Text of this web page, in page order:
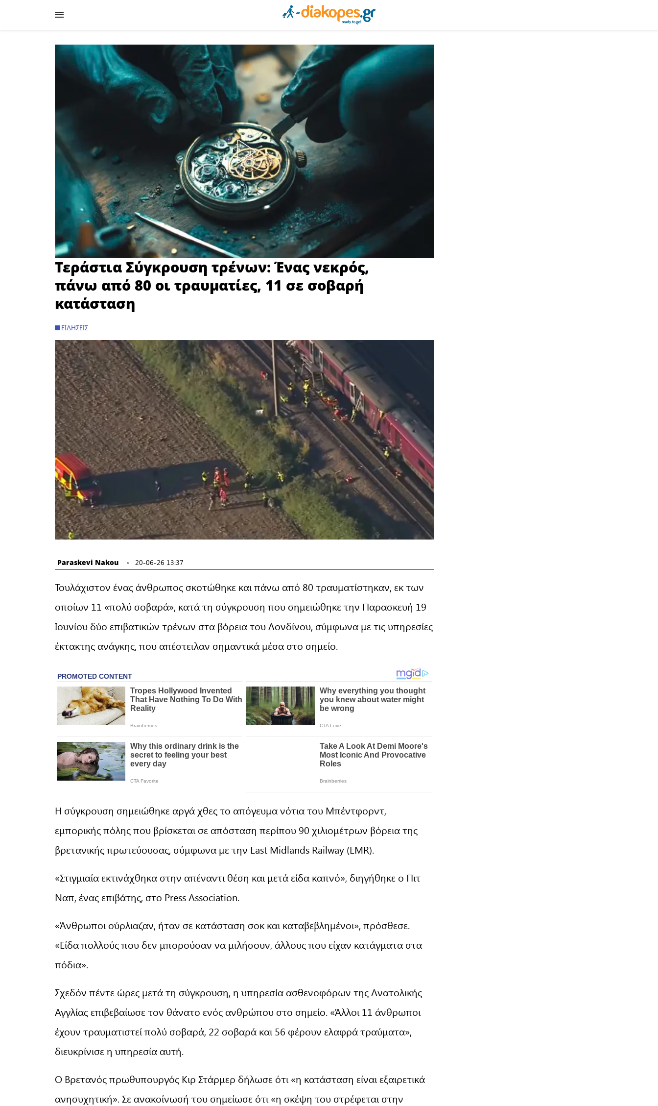
Τεράστια Σύγκρουση τρένων: Ένας νεκρός,
πάνω από 80 οι τραυματίες, 11 σε σοβαρή
κατάσταση
ΕΙΔΉΣΕΙΣ
Paraskevi Nakou 20-06-26 13:37
Τουλάχιστον ένας άνθρωπος σκοτώθηκε και πάνω από 80 τραυματίστηκαν, εκ των
οποίων 11 «πολύ σοβαρά», κατά τη σύγκρουση που σημειώθηκε την Παρασκευή 19
Ιουνίου δύο επιβατικών τρένων στα βόρεια του Λονδίνου, σύμφωνα με τις υπηρεσίες
έκτακτης ανάγκης, που απέστειλαν σημαντικά μέσα στο σημείο.
Η σύγκρουση σημειώθηκε αργά χθες το απόγευμα νότια του Μπέντφορντ,
εμπορικής πόλης που βρίσκεται σε απόσταση περίπου 90 χιλιομέτρων βόρεια της
βρετανικής πρωτεύουσας, σύμφωνα με την East Midlands Railway (EMR).
«Στιγμιαία εκτινάχθηκα στην απέναντι θέση και μετά είδα καπνό», διηγήθηκε ο Πιτ
Ναπ, ένας επιβάτης, στο Press Association.
«Άνθρωποι ούρλιαζαν, ήταν σε κατάσταση σοκ και καταβεβλημένοι», πρόσθεσε.
«Είδα πολλούς που δεν μπορούσαν να μιλήσουν, άλλους που είχαν κατάγματα στα
πόδια».
Σχεδόν πέντε ώρες μετά τη σύγκρουση, η υπηρεσία ασθενοφόρων της Ανατολικής
Αγγλίας επιβεβαίωσε τον θάνατο ενός ανθρώπου στο σημείο. «Άλλοι 11 άνθρωποι
έχουν τραυματιστεί πολύ σοβαρά, 22 σοβαρά και 56 φέρουν ελαφρά τραύματα»,
διευκρίνισε η υπηρεσία αυτή.
Ο Βρετανός πρωθυπουργός Κιρ Στάρμερ δήλωσε ότι «η κατάσταση είναι εξαιρετικά
ανησυχητική». Σε ανακοίνωσή του σημείωσε ότι «η σκέψη του στρέφεται στην